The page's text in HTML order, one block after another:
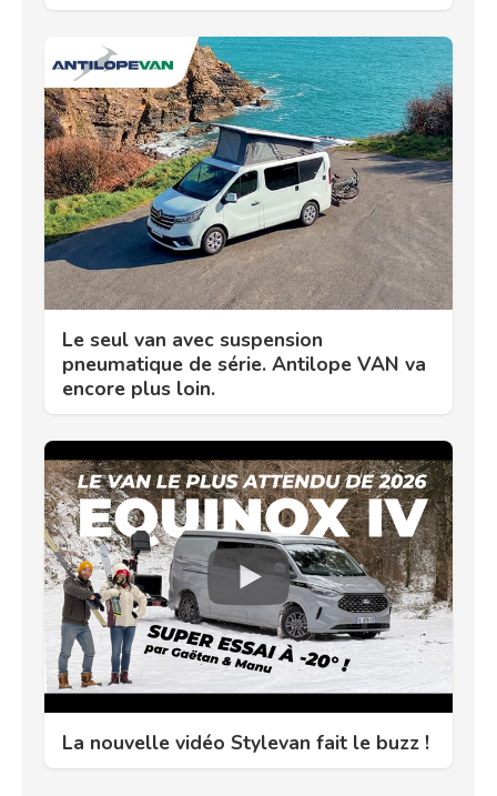
Le seul van avec suspension
pneumatique de série. Antilope VAN va
encore plus loin.
La nouvelle vidéo Stylevan fait le buzz !